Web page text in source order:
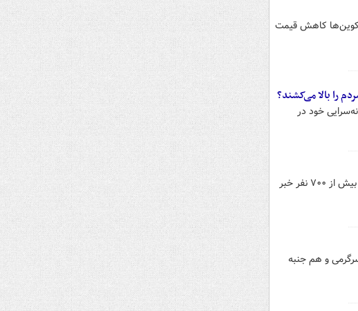
و اغلب آلت‌کوین‌ها کاهش قیمت
را بالا می‌کشند؟
خود در
رئیس کل دادگستری گلستان از افزایش تعداد مالباختگان پرونده کلاهبرداری ارز دیجیتال «ترینوست» به بیش از ۷۰۰ نفر خبر
و هم جنبه